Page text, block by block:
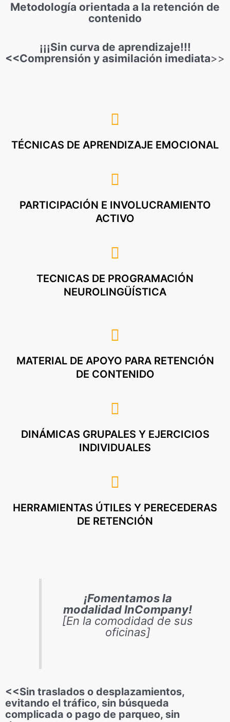
Metodología orientada a la retención de
contenido
¡¡¡Sin curva de aprendizaje!!!
<<Comprensión y asimilación imediata>>
TÉCNICAS DE APRENDIZAJE EMOCIONAL
PARTICIPACIÓN E INVOLUCRAMIENTO
ACTIVO
TECNICAS DE PROGRAMACIÓN
NEUROLINGÜÍSTICA
MATERIAL DE APOYO PARA RETENCIÓN
DE CONTENIDO
DINÁMICAS GRUPALES Y EJERCICIOS
INDIVIDUALES
HERRAMIENTAS ÚTILES Y PERECEDERAS
DE RETENCIÓN
¡Fomentamos la
modalidad InCompany!
[En la comodidad de sus
oficinas]
<<Sin traslados o desplazamientos,
evitando el tráfico, sin búsqueda
complicada o pago de parqueo, sin